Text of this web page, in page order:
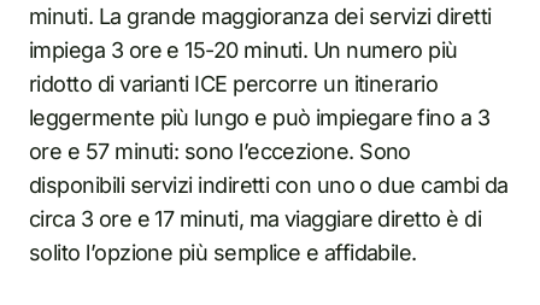
minuti. La grande maggioranza dei servizi diretti
impiega 3 ore e 15-20 minuti. Un numero più
ridotto di varianti ICE percorre un itinerario
leggermente più lungo e può impiegare fino a 3
ore e 57 minuti: sono l’eccezione. Sono
disponibili servizi indiretti con uno o due cambi da
circa 3 ore e 17 minuti, ma viaggiare diretto è di
solito l’opzione più semplice e affidabile.